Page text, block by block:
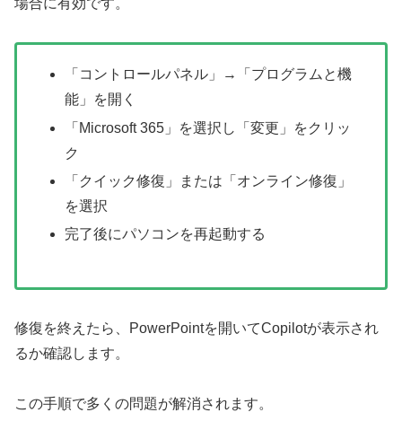
場合に有効です。
「コントロールパネル」→「プログラムと機
能」を開く
「Microsoft 365」を選択し「変更」をクリッ
ク
「クイック修復」または「オンライン修復」
を選択
完了後にパソコンを再起動する
修復を終えたら、PowerPointを開いてCopilotが表示され
るか確認します。
この手順で多くの問題が解消されます。